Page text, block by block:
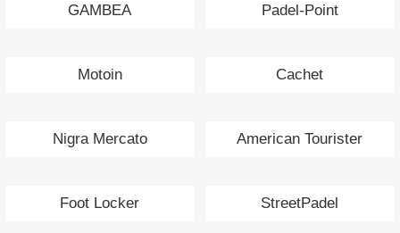
GAMBEA Padel-Point
Motoin Cachet
Nigra Mercato American Tourister
Foot Locker StreetPadel